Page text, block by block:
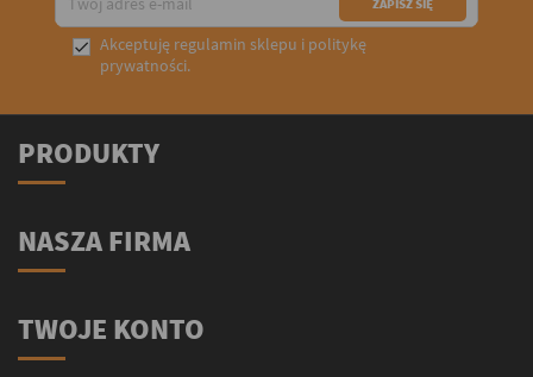
 Akceptuję regulamin sklepu i politykę
prywatności.
PRODUKTY
NASZA FIRMA
TWOJE KONTO